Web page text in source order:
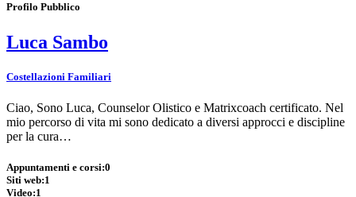
Profilo Pubblico
Luca Sambo
Costellazioni Familiari
Ciao, Sono Luca, Counselor Olistico e Matrixcoach certificato. Nel
mio percorso di vita mi sono dedicato a diversi approcci e discipline
per la cura…
Appuntamenti e corsi:0
Siti web:1
Video:1